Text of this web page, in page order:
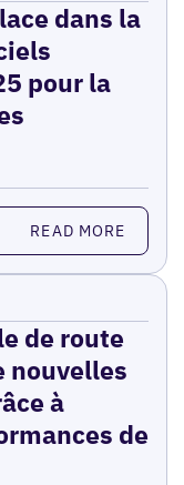
dans la
pour la
READ MORE
de route
nouvelles
à
de